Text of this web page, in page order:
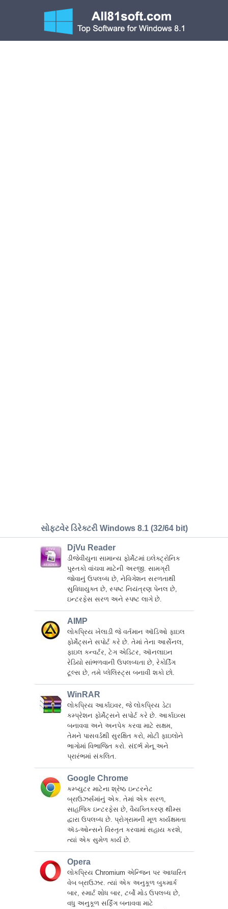
સોફ્ટવેર ડિરેક્ટરી Windows 8.1 (32/64 bit)
DjVu Reader
ડીજેવીયુના સામાન્ય ફોર્મેટમાં ઇલેક્ટ્રોનિક
પુસ્તકો વાંચવા માટેની અરજી. સામગ્રી
જોવાનું ઉપલબ્ધ છે, નેવિગેશન સરળતાથી
સુવિધાયુક્ત છે, સ્પષ્ટ નિયંત્રણ પેનલ છે,
ઇન્ટરફેસ સરળ અને સ્પષ્ટ લાગે છે.
AIMP
લોકપ્રિય ખેલાડી જે વર્તમાન ઑડિઓ ફાઇલ
ફોર્મેટ્સને સપોર્ટ કરે છે. તેમાં તેના આર્સેનલ,
ફાઇલ કન્વર્ટર, ટેગ એડિટર, ઑનલાઇન
રેડિયો સાંભળવાની ઉપલબ્ધતા છે, રેકોર્ડિંગ
ટૂલ્સ છે, તમે પ્લેલિસ્ટ્સ બનાવી શકો છો.
WinRAR
લોકપ્રિય આર્કાઇવર, જે લોકપ્રિય ડેટા
કમ્પ્રેશન ફોર્મેટ્સને સપોર્ટ કરે છે. આર્કાઇવ્સ
બનાવવા અને અનપેક કરવા માટે સક્ષમ,
તેમને પાસવર્ડથી સુરક્ષિત કરો, મોટી ફાઇલોને
ભાગોમાં વિભાજિત કરો. સંદર્ભ મેનૂ અને
પ્રારંભમાં સંકલિત.
Google Chrome
કમ્પ્યુટર માટેના શ્રેષ્ઠ ઇન્ટરનેટ
બ્રાઉઝર્સમાંનું એક. તેમાં એક સરળ,
સાહજિક ઇન્ટરફેસ છે, વૈયક્તિકરણ થીમ્સ
દ્વારા ઉપલબ્ધ છે. પ્રોગ્રામની મૂળ કાર્યક્ષમતા
ઍડ-ઓન્સને વિસ્તૃત કરવામાં સહાય કરશે,
ત્યાં એક સુમેળ કાર્ય છે.
Opera
લોકપ્રિય Chromium એન્જિન પર આધારિત
વેબ બ્રાઉઝર. ત્યાં એક અનુકૂળ બુકમાર્ક
બાર, સ્માર્ટ શોધ બાર, ટર્બો મોડ ઉપલબ્ધ છે,
વધુ અનુકૂળ સર્ફિંગ બનાવવા માટે